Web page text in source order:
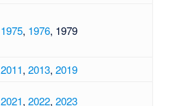
1975, 1976, 1979
2011, 2013, 2019
2021, 2022, 2023